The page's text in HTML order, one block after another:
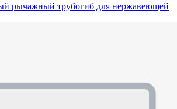
рычажный трубогиб для нержавеющей